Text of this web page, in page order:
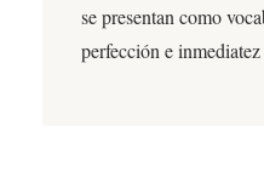
se presentan como
perfección e